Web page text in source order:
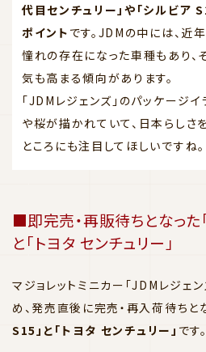
代目センチュリー」や「シルビア
ポイント です。JDMの中には、近
憧れの存在になった車種もあり、
気も高まる傾向があります。
「JDMレジェンズ」のパッケージ
や桜が描かれていて、日本らしさ
ところにも注目してほしいですね。
■即完売・再販待ちとなった
と「トヨタ センチュリー」
マジョレットミニカー「JDMレジェ
め、発売直後に完売・再入荷待ちと
S15」と「トヨタ センチュリー」 です。